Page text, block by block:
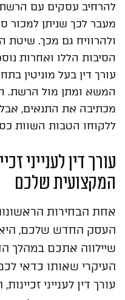
להרחיב עסקים עם הרשת
מעבר לכך שניתן למכור
ולהרוויח גם מכך. שיטת
הסיבות הללו ואחרות
עורך דין בעל מוניטין
המשא ומתן מול הרשת.
מכתיבה את התנאים, אבל
ללקוחו הטבות השוות
עורך דין לענייני
המקצועית שלכם
אחת הבחירות
העסק החדש שלכם, היא
שיילווה אתכם במהלך
העיקרי שאותו כדאי
עורך דין לענייני